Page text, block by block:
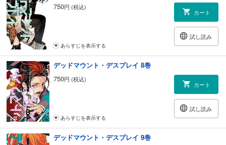
750円 (税込)
カート
試し読み
あらすじを表示する
デッドマウント・デスプレイ 8巻
750円 (税込)
カート
試し読み
あらすじを表示する
デッドマウント・デスプレイ 9巻